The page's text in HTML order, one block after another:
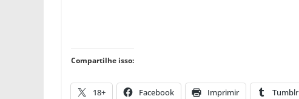
Compartilhe isso:
18+ Facebook Imprimir Tumblr